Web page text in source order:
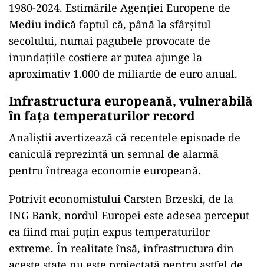
1980-2024. Estimările Agenției Europene de
Mediu indică faptul că, până la sfârșitul
secolului, numai pagubele provocate de
inundațiile costiere ar putea ajunge la
aproximativ 1.000 de miliarde de euro anual.
Infrastructura europeană, vulnerabilă
în fața temperaturilor record
Analiștii avertizează că recentele episoade de
caniculă reprezintă un semnal de alarmă
pentru întreaga economie europeană.
Potrivit economistului Carsten Brzeski, de la
ING Bank, nordul Europei este adesea perceput
ca fiind mai puțin expus temperaturilor
extreme. În realitate însă, infrastructura din